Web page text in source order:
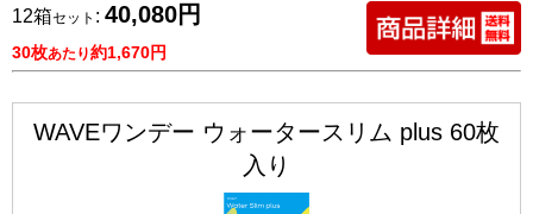
12箱セット : 40,080円
30枚あたり約1,670円
WAVEワンデー ウォータースリム plus 60枚
入り